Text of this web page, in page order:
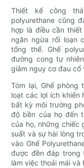
Thiết kế công
polyurethane cũng
hợp là điều cần
ngăn ngừa rối loạn
tổng thể. Ghế
đường cong tự
giảm nguy cơ đau cổ
Tóm lại, Ghế phòng
loạt các lợi ích khiến
bất kỳ môi trường
độ bền của họ đến
của họ, những chiếc
suất và sự hài lòng
vào Ghế
được đền đáp trong
làm việc thoải mái và